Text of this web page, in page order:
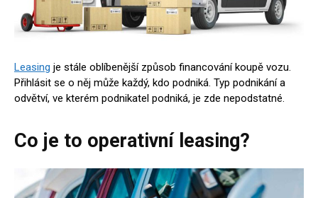
Leasing je stále oblíbenější způsob financování koupě vozu.
Přihlásit se o něj může každý, kdo podniká. Typ podnikání a
odvětví, ve kterém podnikatel podniká, je zde nepodstatné.
Co je to operativní leasing?